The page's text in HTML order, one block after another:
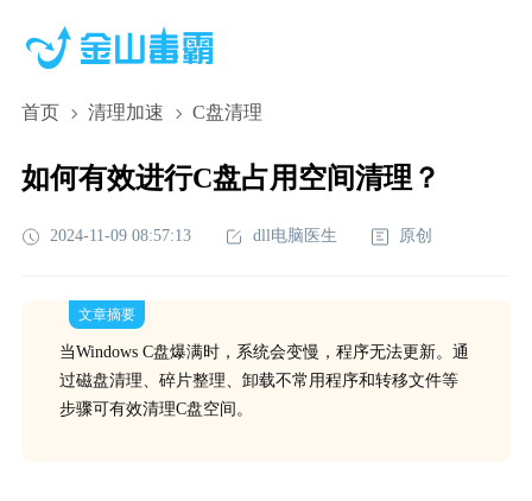
首页 清理加速 C盘清理
如何有效进行C盘占用空间清理？
2024-11-09 08:57:13 dll电脑医生 原创
文章摘要
当Windows C盘爆满时，系统会变慢，程序无法更新。通
过磁盘清理、碎片整理、卸载不常用程序和转移文件等
步骤可有效清理C盘空间。